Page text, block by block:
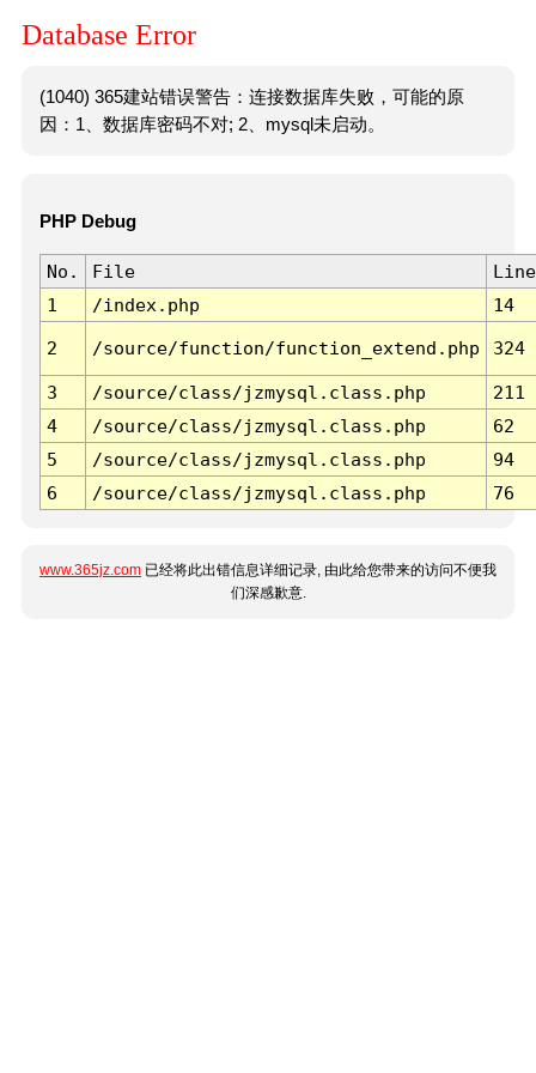
Database Error
(1040) 365建站错误警告：连接数据库失败，可能的原
因：1、数据库密码不对; 2、mysql未启动。
PHP Debug
No. File
Line
1
/index.php 14
2 /source/function/function_extend.php 324
3 /source/class/jzmysql.class.php
211
4
/source/class/jzmysql.class.php
62
5
/source/class/jzmysql.class.php
94
6
/source/class/jzmysql.class.php 76
www.365jz.com 已经将此出错信息详细记录, 由此给您带来的访问不便我
们深感歉意.